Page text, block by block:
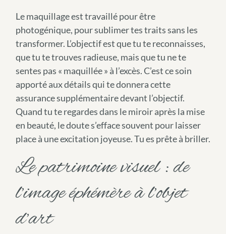
Le maquillage est travaillé pour être
photogénique, pour sublimer tes traits sans les
transformer. L’objectif est que tu te reconnaisses,
que tu te trouves radieuse, mais que tu ne te
sentes pas « maquillée » à l’excès. C’est ce soin
apporté aux détails qui te donnera cette
assurance supplémentaire devant l’objectif.
Quand tu te regardes dans le miroir après la mise
en beauté, le doute s’efface souvent pour laisser
place à une excitation joyeuse. Tu es prête à briller.
Le patrimoine visuel : de
l’image éphémère à l’objet
d’art